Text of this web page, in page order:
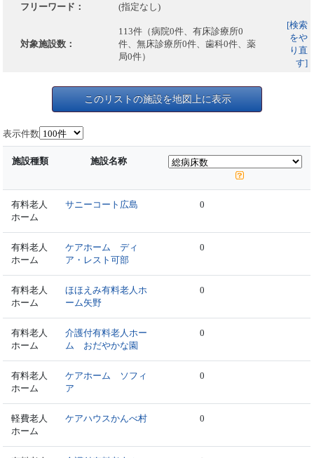
フリーワード：
(指定なし)
対象施設数：
113件（病院0件、有床診療所0
件、無床診療所0件、歯科0件、薬
局0件）
[検索
をや
り直
す]
このリストの施設を地図上に表示
表示件数
施設種類 施設名称
有料老人
ホーム
サニーコート広島 0
有料老人
ホーム
ケアホーム ディ
ア・レスト可部
0
有料老人
ホーム
ほほえみ有料老人ホ
ーム矢野
0
有料老人
ホーム
介護付有料老人ホー
ム おだやかな園
0
有料老人
ホーム
ケアホーム ソフィ
ア
0
軽費老人
ホーム
ケアハウスかんべ村 0